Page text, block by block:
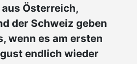
Österreich,
der Schweiz geben
wenn es am ersten
endlich wieder